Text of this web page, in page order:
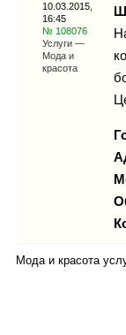
10.03.2015,
16:45
№ 108076
Услуги —
Мода и
красота
Мода и красота